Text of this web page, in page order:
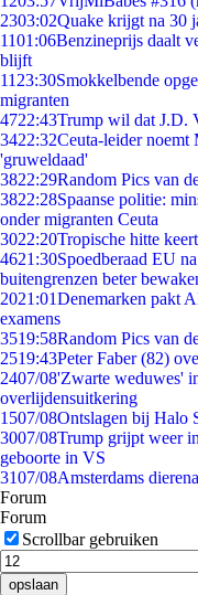
2303:02Quake krijgt na 30
1101:06Benzineprijs daalt
blijft
11 23:30Smokkelbende
migranten
4722:43Trump wil dat J.D.
3422:32Ceuta-leider noemt
'gruweldaad'
3822:29Random Pics van
3822:28Spaanse politie:
onder migranten Ceuta
3022:20Tropische hitte
4621:30Spoedberaad EU
buitengrenzen beter
2021:01Denemarken pakt
examens
3519:58Random Pics van
2519:43Peter Faber (82)
2407/08'Zwarte weduwes'
overlijdensuitkering
1507/08Ontslagen bij Halo
3007/08Trump grijpt weer
geboorte in VS
3107/08Amsterdams
Forum
Forum
Scrollbar gebruiken
opslaan